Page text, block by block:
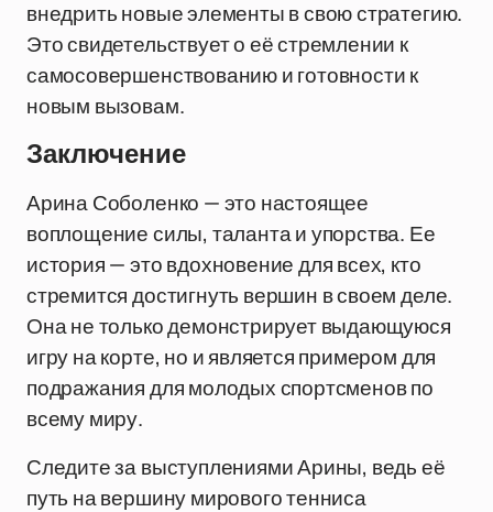
внедрить новые элементы в свою стратегию.
Это свидетельствует о её стремлении к
самосовершенствованию и готовности к
новым вызовам.
Заключение
Арина Соболенко — это настоящее
воплощение силы, таланта и упорства. Ее
история — это вдохновение для всех, кто
стремится достигнуть вершин в своем деле.
Она не только демонстрирует выдающуюся
игру на корте, но и является примером для
подражания для молодых спортсменов по
всему миру.
Следите за выступлениями Арины, ведь её
путь на вершину мирового тенниса